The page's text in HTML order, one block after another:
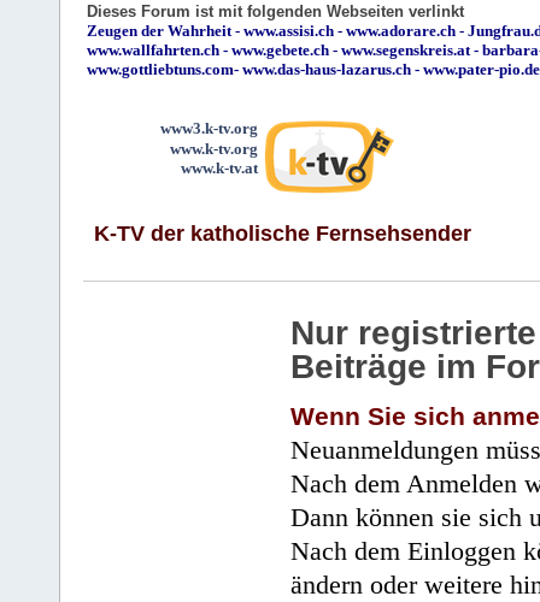
Dieses Forum ist mit folgenden Webseiten verlinkt
Zeugen der Wahrheit - www.assisi.ch - www.adorare.ch -
www.wallfahrten.ch - www.gebete.ch - www.segenskreis.at -
www.gottliebtuns.com- www.das-haus-lazarus.ch - www.pater-pio.de
www3.k-tv.org
www.k-tv.org
www.k-tv.at
K-TV der katholische Fernsehsender
Nur
Beiträge im
Wenn Sie sich
Neuanmeldungen
Nach dem Anmelden
Dann können sie sich
Nach dem Einloggen
ändern oder weitere